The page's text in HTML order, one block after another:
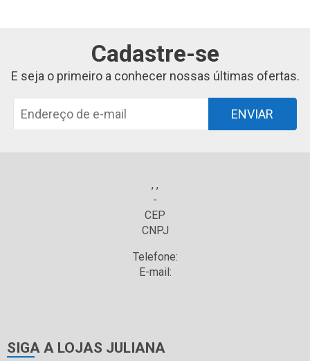
Cadastre-se
E seja o primeiro a conhecer nossas últimas ofertas.
ENVIAR
, ,
-
CEP
CNPJ
Telefone:
E-mail:
SIGA A LOJAS JULIANA